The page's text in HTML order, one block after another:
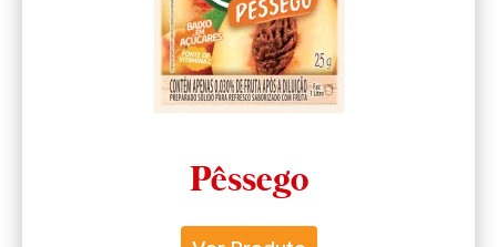
Pêssego